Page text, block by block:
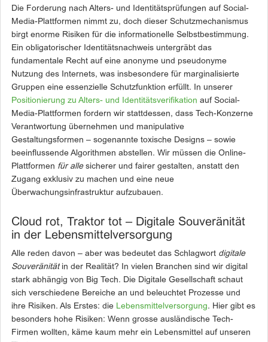
Die Forderung nach Alters- und Identitätsprüfungen auf Social-
Media-Plattformen nimmt zu, doch dieser Schutzmechanismus
birgt enorme Risiken für die informationelle Selbstbestimmung.
Ein obligatorischer Identitätsnachweis untergräbt das
fundamentale Recht auf eine anonyme und pseudonyme
Nutzung des Internets, was insbesondere für marginalisierte
Gruppen eine essenzielle Schutzfunktion erfüllt. In unserer
Positionierung zu Alters- und Identitätsverifikation auf Social-
Media-Plattformen fordern wir stattdessen, dass Tech-Konzerne
Verantwortung übernehmen und manipulative
Gestaltungsformen – sogenannte toxische Designs – sowie
beeinflussende Algorithmen abstellen. Wir müssen die Online-
Plattformen für allesicherer und fairer gestalten, anstatt den
Zugang exklusiv zu machen und eine neue
Überwachungsinfrastruktur aufzubauen.
Cloud rot, Traktor tot – Digitale Souveränität
in der Lebensmittelversorgung
Alle reden davon – aber was bedeutet das Schlagwort digitale
Souveränitätin der Realität? In vielen Branchen sind wir digital
stark abhängig von Big Tech. Die Digitale Gesellschaft schaut
sich verschiedene Bereiche an und beleuchtet Prozesse und
ihre Risiken. Als Erstes: die Lebensmittelversorgung. Hier gibt es
besonders hohe Risiken: Wenn grosse ausländische Tech-
Firmen wollten, käme kaum mehr ein Lebensmittel auf unseren